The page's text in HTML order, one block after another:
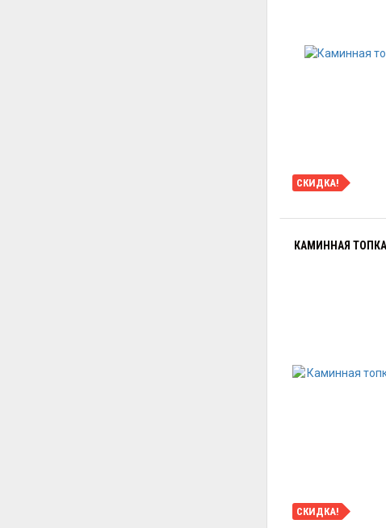
СКИДКА!
КАМИННАЯ ТОПКА
СКИДКА!